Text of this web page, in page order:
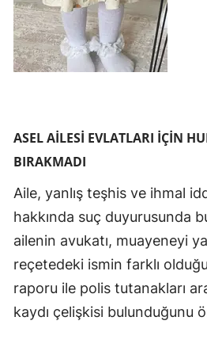
ASEL AİLESİ EVLATLARI İÇİN
BIRAKMADI
Aile, yanlış teşhis ve ihmal
hakkında suç duyurusunda
ailenin avukatı, muayeneyi
reçetedeki ismin farklı
raporu ile polis tutanakları
kaydı çelişkisi bulunduğunu